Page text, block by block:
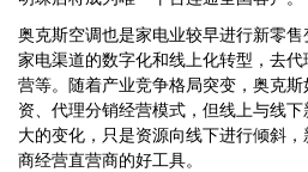
奥克斯空调也是家电业较早进行新零
家电渠道的数字化和线上化转型，去
营等。随着产业竞争格局突变，奥克
资、代理分销经营模式，但线上与线
大的变化，只是资源向线下进行倾斜
商经营直营商的好工具。